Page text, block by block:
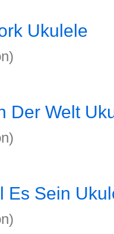
Ukulele
Der Welt
Es Sein